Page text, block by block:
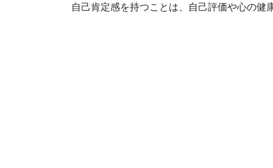
自己肯定感を持つことは、自己評価や心の健